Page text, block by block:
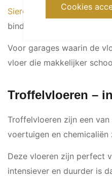
Siergrindvloeren
bindmiddel is deze vloer
Voor garages waarin de
vloer die makkelijker
Troffelvloeren –
Troffelvloeren zijn een
voertuigen en
Deze vloeren zijn perfect
intensiever en duurder is
Cookies